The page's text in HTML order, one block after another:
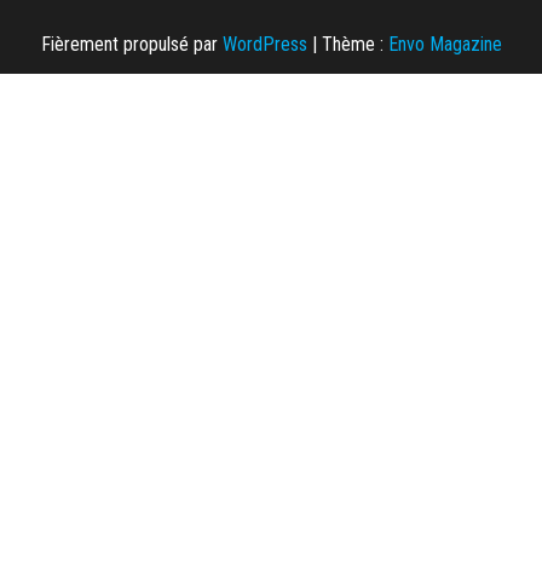
Fièrement propulsé par WordPress | Thème : Envo Magazine